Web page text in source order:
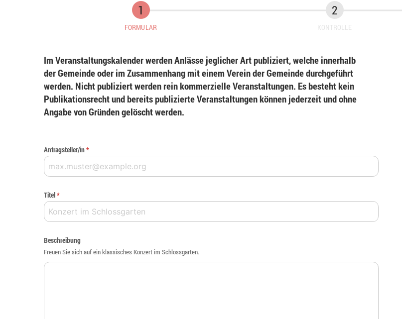
FORMULAR KONTROLLE
Im Veranstaltungskalender werden Anlässe jeglicher Art publiziert, welche innerhalb
der Gemeinde oder im Zusammenhang mit einem Verein der Gemeinde durchgeführt
werden. Nicht publiziert werden rein kommerzielle Veranstaltungen. Es besteht kein
Publikationsrecht und bereits publizierte Veranstaltungen können jederzeit und ohne
Angabe von Gründen gelöscht werden.
Antragsteller/in*
Titel*
Beschreibung
Freuen Sie sich auf ein klassisches Konzert im Schlossgarten.